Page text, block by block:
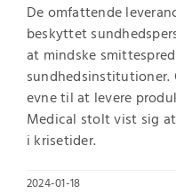
De omfattende
beskyttet
at mindske
sundhedsinstitutioner.
evne til at levere
Medical stolt vist sig
i krisetider.
2024-01-18